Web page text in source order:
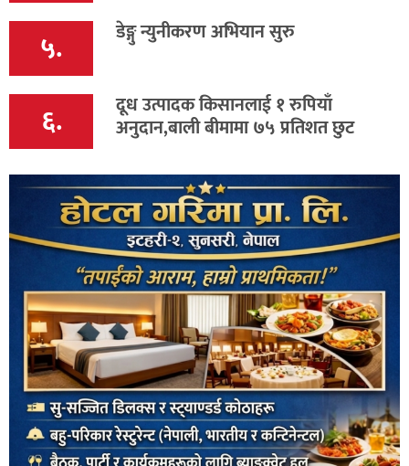
५. डेङ्गु न्युनीकरण अभियान सुरु
६. दूध उत्पादक किसानलाई १ रुपियाँ
अनुदान,बाली बीमामा ७५ प्रतिशत छुट